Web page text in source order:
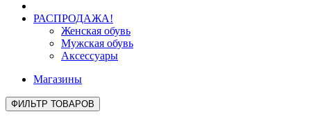
РАСПРОДАЖА!
Женская обувь
Мужская обувь
Аксессуары
Магазины
ФИЛЬТР ТОВАРОВ